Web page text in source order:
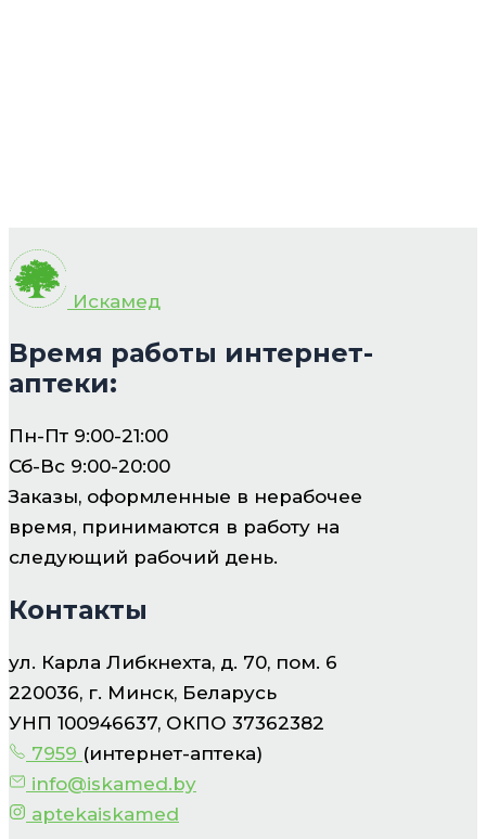
Искамед
Время работы интернет-
аптеки:
Пн-Пт 9:00-21:00
Сб-Вс 9:00-20:00
Заказы, оформленные в нерабочее
время, принимаются в работу на
следующий рабочий день.
Контакты
ул. Карла Либкнехта, д. 70, пом. 6
220036, г. Минск, Беларусь
УНП 100946637, ОКПО 37362382
7959 (интернет-аптека)
info@iskamed.by
aptekaiskamed